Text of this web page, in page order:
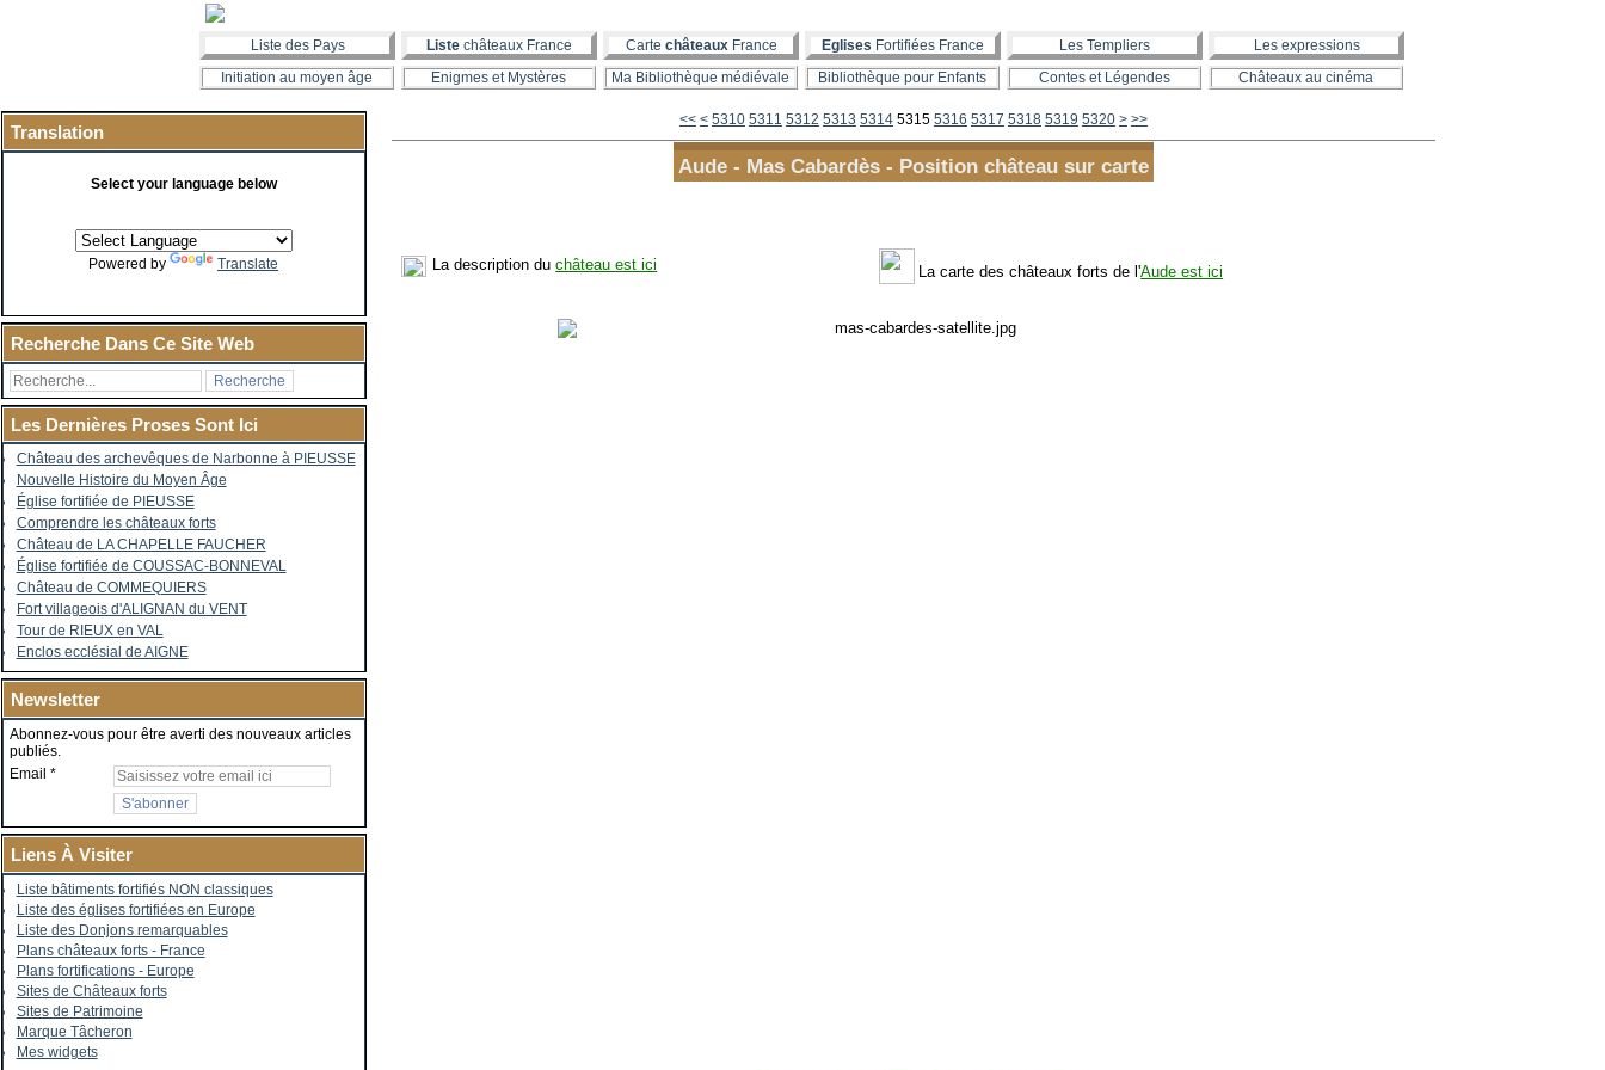
Liste des Pays Liste châteaux France Carte châteauxFrance Eglises Fortifiées France Les Templiers
Les expressions
Initiation au moyen âge
Enigmes et Mystères Ma Bibliothèque médiévale Bibliothèque pour Enfants Contes et Légendes Châteaux au cinéma
Translation
Select your language below
Powered by Translate
Recherche Dans Ce Site Web
Les Dernières Proses Sont Ici
Château des archevêques de Narbonne à PIEUSSE
Nouvelle Histoire du Moyen Âge
Église fortifiée de PIEUSSE
Comprendre les châteaux forts
Château de LA CHAPELLE FAUCHER
Église fortifiée de COUSSAC-BONNEVAL
Château de COMMEQUIERS
Fort villageois d'ALIGNAN du VENT
Tour de RIEUX en VAL
Enclos ecclésial de AIGNE
Newsletter
Abonnez-vous pour être averti des nouveaux articles
publiés.
Email
Liens À Visiter
Liste bâtiments fortifiés NON classiques
Liste des églises fortifiées en Europe
Liste des Donjons remarquables
Plans châteaux forts - France
Plans fortifications - Europe
Sites de Châteaux forts
Sites de Patrimoine
Marque Tâcheron
Mes widgets
<< < 5300
5310 5311 5312 5313 5314 5315 5316 5317 5318 5319 5320 5330
5340
5350
5360
5370
5380
5390
5400
5500
5600
> >>
Aude - Mas Cabardès - Position château sur carte
La description duchâteau est ici La carte des châteaux forts de l'Aude est ici